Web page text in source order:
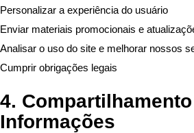
Personalizar a experiência do usuário
Enviar materiais promocionais e
Analisar o uso do site e melhorar nossos
Cumprir obrigações legais
4.
Informações